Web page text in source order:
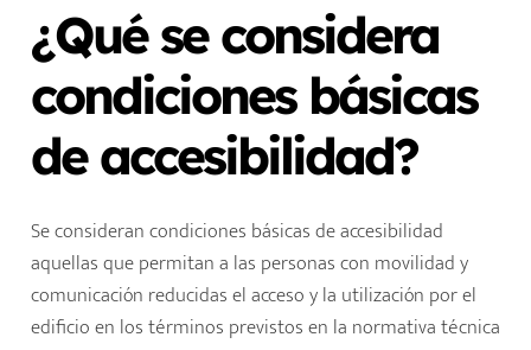
¿Qué se considera
condiciones básicas
de accesibilidad?
Se consideran condiciones básicas de accesibilidad
aquellas que permitan a las personas con movilidad y
comunicación reducidas el acceso y la utilización por el
edificio en los términos previstos en la normativa técnica